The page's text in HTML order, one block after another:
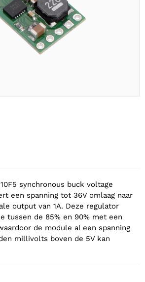
synchronous buck voltage
een spanning tot 36V omlaag naar
output van 1A. Deze regulator
tussen de 85% en 90% met een
de module al een spanning
millivolts boven de 5V kan